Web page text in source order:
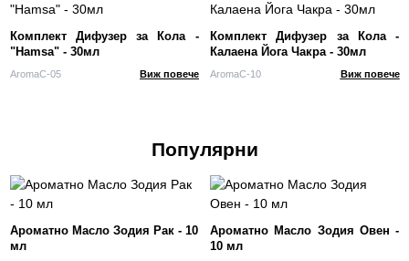
Комплект Дифузер за Кола -
"Hamsa" - 30мл
AromaC-05 Виж повече
Комплект Дифузер за Кола -
Калаена Йога Чакра - 30мл
AromaC-10 Виж повече
Популярни
Ароматно Масло Зодия Рак - 10
мл
Ароматно Масло Зодия Овен -
10 мл